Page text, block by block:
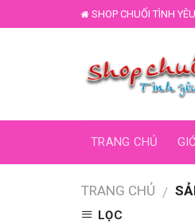
to
SHOP CHUỐI TÌNH
TRANG CHỦ
TRANG CHỦ /
LỌC